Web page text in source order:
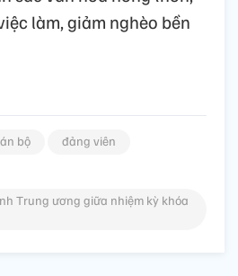
làm, giảm nghèo bền
bộ
đảng viên
Trung ương giữa nhiệm kỳ khóa